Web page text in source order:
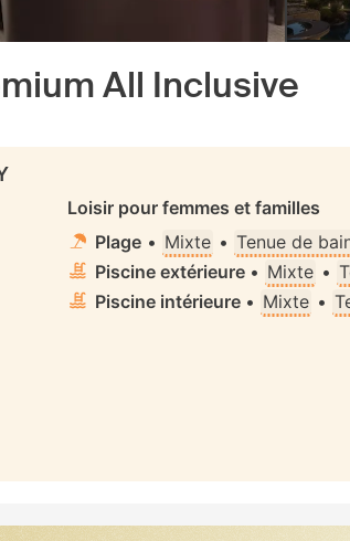
All Inclusive
Loisir pour femmes et familles
Plage • Mixte • Tenue de
Piscine extérieure • Mixte •
Piscine intérieure • Mixte •